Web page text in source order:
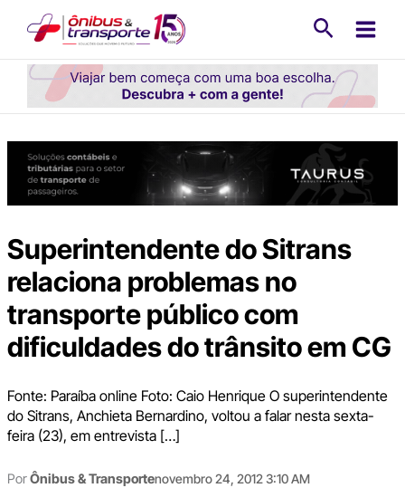
conteúdo
Superintendente do Sitrans
relaciona problemas no
transporte público com
dificuldades do trânsito em CG
Fonte: Paraíba online Foto: Caio Henrique O superintendente
do Sitrans, Anchieta Bernardino, voltou a falar nesta sexta-
feira (23), em entrevista […]
PorÔnibus & Transportenovembro 24, 2012 3:10 AM